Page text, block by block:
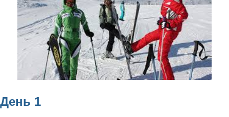
День 1